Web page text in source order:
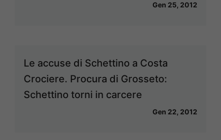
Gen 25, 2012
Le accuse di Schettino a Costa
Crociere. Procura di Grosseto:
Schettino torni in carcere
Gen 22, 2012